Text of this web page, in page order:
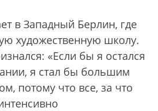
в Западный Берлин, где
художественную школу.
«Если бы я остался
я стал бы большим
потому что все, за что